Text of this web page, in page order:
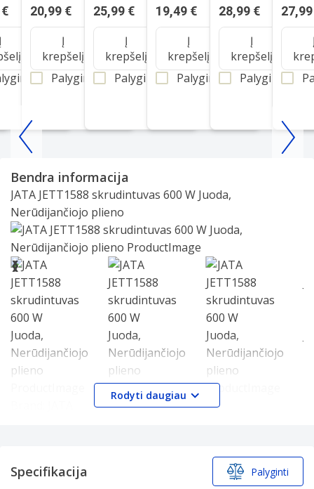
20,99 €
Į
krepšelį
Palyginti
25,99 €
Į
krepšelį
Palyginti
19,49 €
Į
krepšelį
Palyginti
28,99 €
Į
krepšelį
Palyginti
SHT)
Item
25
Bendra informacija
JATA JETT1588 skrudintuvas 600 W Juoda,
Nerūdijančiojo plieno
Slide 1 of 5
❮
❯
Juoda, Nerūdijančiojo plieno
Specifikacijos
Rodyti daugiau
Specifikacija Palyginti